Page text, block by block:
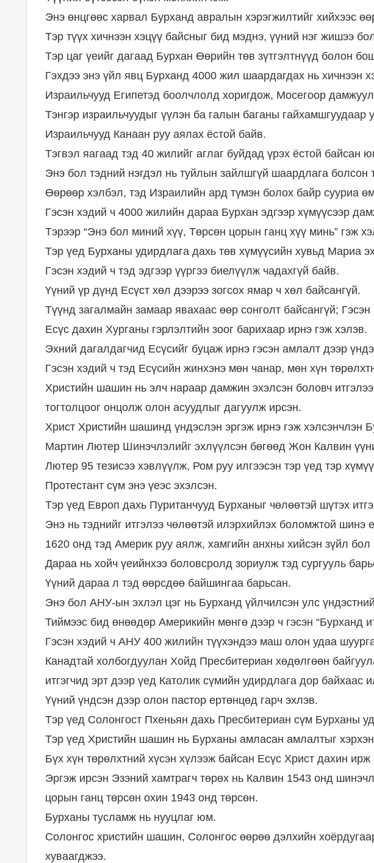
Энэ өнцгөөс харвал Бурханд авралын хэрэгжилтийг хийхээс
Тэр түүх хичнээн хэцүү байсныг бид мэднэ, үүний нэг жишээ
Тэр цаг үеийг дагаад Бурхан Өөрийн төв зүтгэлтнүүд болон
Гэхдээ энэ үйл явц Бурханд 4000 жил шаардагдах нь хичнээн
Израильчууд Египетэд боолчлолд хоригдож, Мосегоор
Тэнгэр израильчуудыг үүлэн ба галын баганы гайхамшгуудаар
Израильчууд Канаан руу аялах ёстой байв.
Тэгвэл яагаад тэд 40 жилийг аглаг буйдад үрэх ёстой байсан
Энэ бол тэдний нэгдэл нь туйлын зайлшгүй шаардлага болсон
Өөрөөр хэлбэл, тэд Израилийн ард түмэн болох байр сууриа
Гэсэн хэдий ч 4000 жилийн дараа Бурхан эдгээр хүмүүсээр
Тэрээр “Энэ бол миний хүү, Төрсөн цорын ганц хүү минь” гэж
Тэр үед Бурханы удирдлага дахь төв хүмүүсийн хувьд Мариа
Гэсэн хэдий ч тэд эдгээр үүргээ биелүүлж чадахгүй байв.
Үүний үр дүнд Есүст хөл дээрээ зогсох ямар ч хөл байсангүй.
Түүнд загалмайн замаар явахаас өөр сонголт байсангүй;
Есүс дахин Хурганы гэрлэлтийн зоог барихаар ирнэ гэж хэлэв.
Эхний дагалдагчид Есүсийг буцаж ирнэ гэсэн амлалт дээр
Гэсэн хэдий ч тэд Есүсийн жинхэнэ мөн чанар, мөн хүн
Христийн шашин нь элч нараар дамжин эхэлсэн боловч
тогтолцоог онцолж олон асуудлыг дагуулж ирсэн.
Христ Христийн шашинд үндэслэн эргэж ирнэ гэж хэлсэнчлэн
Мартин Лютер Шинэчлэлийг эхлүүлсэн бөгөөд Жон Калвин
Лютер 95 тезисээ хэвлүүлж, Ром руу илгээсэн тэр үед тэр
Протестант сүм энэ үеэс эхэлсэн.
Тэр үед Европ дахь Пуританчууд Бурханыг чөлөөтэй шүтэх
Энэ нь тэднийг итгэлээ чөлөөтэй илэрхийлэх боломжтой шинэ
1620 онд тэд Америк руу аялж, хамгийн анхны хийсэн зүйл
Дараа нь хойч үеийнхээ боловсролд зориулж тэд сургууль
Үүний дараа л тэд өөрсдөө байшингаа барьсан.
Энэ бол АНУ-ын эхлэл цэг нь Бурханд үйлчилсэн улс
Тиймээс бид өнөөдөр Америкийн мөнгө дээр ч гэсэн “Бурханд
Гэсэн хэдий ч АНУ 400 жилийн түүхэндээ маш олон удаа
Канадтай холбогдуулан Хойд Пресбитериан хөдөлгөөн
итгэгчид эрт дээр үед Католик сүмийн удирдлага дор
Үүний үндсэн дээр олон пастор ертөнцөд гарч эхлэв.
Тэр үед Солонгост Пхеньян дахь Пресбитериан сүм Бурханы
Тэр үед Христийн шашин нь Бурханы амласан амлалтыг
Бүх хүн төрөлхтний хүсэн хүлээж байсан Есүс Христ дахин
Эргэж ирсэн Эзэний хамтрагч төрөх нь Калвин 1543 онд
цорын ганц төрсөн охин 1943 онд төрсөн.
Бурханы тусламж нь нууцлаг юм.
Солонгос христийн шашин, Солонгос өөрөө дэлхийн
хуваагджээ.